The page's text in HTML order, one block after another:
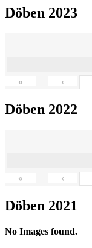
Döben 2023
« ‹
Döben 2022
« ‹
Döben 2021
No Images found.